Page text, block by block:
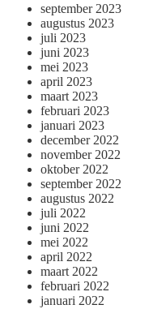
september 2023
augustus 2023
juli 2023
juni 2023
mei 2023
april 2023
maart 2023
februari 2023
januari 2023
december 2022
november 2022
oktober 2022
september 2022
augustus 2022
juli 2022
juni 2022
mei 2022
april 2022
maart 2022
februari 2022
januari 2022